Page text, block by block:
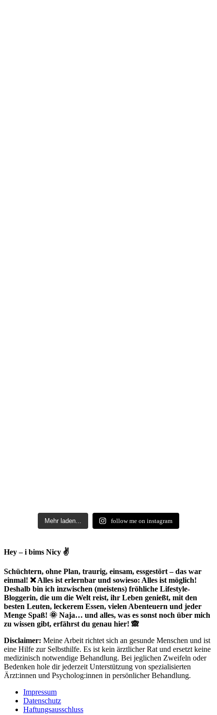
Mehr laden... follow me on instagram
Hey – i bims Nicy ✌
Schüchtern, ohne Plan, traurig, einsam, essgestört – das war
einmal! ❌ Alles ist erlernbar und sowieso: Alles ist möglich!
Deshalb bin ich inzwischen (meistens) fröhliche Lifestyle-
Bloggerin, die um die Welt reist, ihr Leben genießt, mit den
besten Leuten, leckerem Essen, vielen Abenteuern und jeder
Menge Spaß! 🌞 Naja… und alles, was es sonst noch über mich
zu wissen gibt, erfährst du genau hier! 🙈
Disclaimer: Meine Arbeit richtet sich an gesunde Menschen und ist
eine Hilfe zur Selbsthilfe. Es ist kein ärztlicher Rat und ersetzt keine
medizinisch notwendige Behandlung. Bei jeglichen Zweifeln oder
Bedenken hole dir jederzeit Unterstützung von spezialisierten
Ärzt:innen und Psycholog:innen in persönlicher Behandlung.
Impressum
Datenschutz
Haftungsausschluss